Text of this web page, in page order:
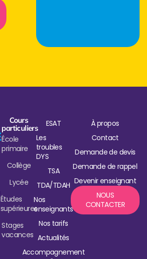
Cours
particuliers
École
primaire
Collège
Lycée
Études
supérieures
Stages
vacances
ESAT
Les
troubles
DYS
TSA
TDA/TDAH
Nos
enseignants
Nos tarifs
Actualités
Accompagnement
À propos
Contact
Demande de devis
Demande de rappel
Devenir enseignant
NOUS
CONTACTER